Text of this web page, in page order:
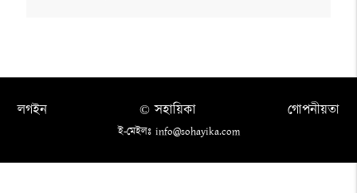
লগইন গোপনীয়তা
© সহায়িকা
ই-মেইলঃ info@sohayika.com